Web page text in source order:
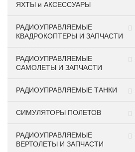
ЯХТЫ и АКСЕССУАРЫ
РАДИОУПРАВЛЯЕМЫЕ
КВАДРОКОПТЕРЫ И ЗАПЧАСТИ
РАДИОУПРАВЛЯЕМЫЕ
САМОЛЕТЫ И ЗАПЧАСТИ
РАДИОУПРАВЛЯЕМЫЕ ТАНКИ
СИМУЛЯТОРЫ ПОЛЕТОВ
РАДИОУПРАВЛЯЕМЫЕ
ВЕРТОЛЕТЫ И ЗАПЧАСТИ